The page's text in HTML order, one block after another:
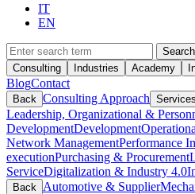
IT
EN
Search
Consulting
Industries Academy
BlogContact
Back Consulting Approach Services
Leadership, Organizational &
DevelopmentDevelopment
Network ManagementPerformance
executionPurchasing & Procurement
ServiceDigitalization & Industry 4.0
Back Automotive & Supplier